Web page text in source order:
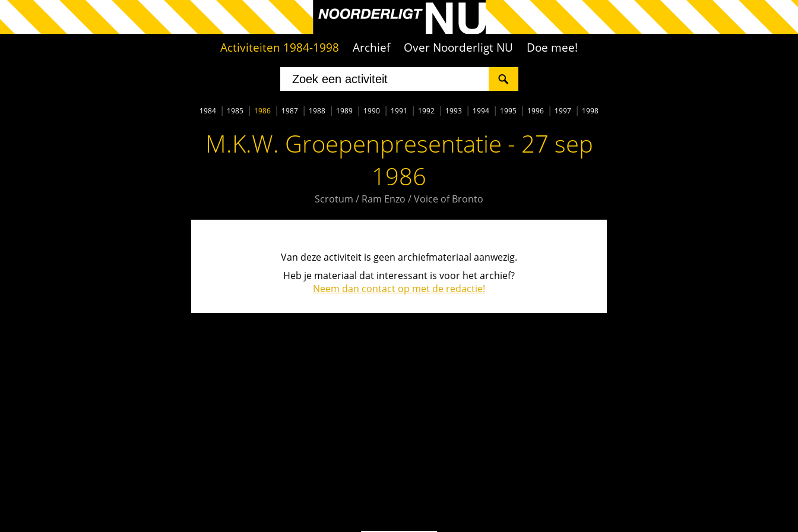
Activiteiten 1984-1998 Archief Over Noorderligt NU Doe mee!
1984 1985 1986 1987 1988 1989 1990 1991 1992 1993 1994 1995 1996 1997 1998
M.K.W. Groepenpresentatie - 27 sep
1986
Scrotum / Ram Enzo / Voice of Bronto
Van deze activiteit is geen archiefmateriaal aanwezig.
Heb je materiaal dat interessant is voor het archief?
Neem dan contact op met de redactie!